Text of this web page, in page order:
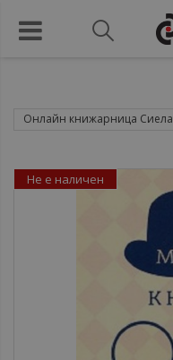
Онлайн книжарница Сиела
Не е наличен